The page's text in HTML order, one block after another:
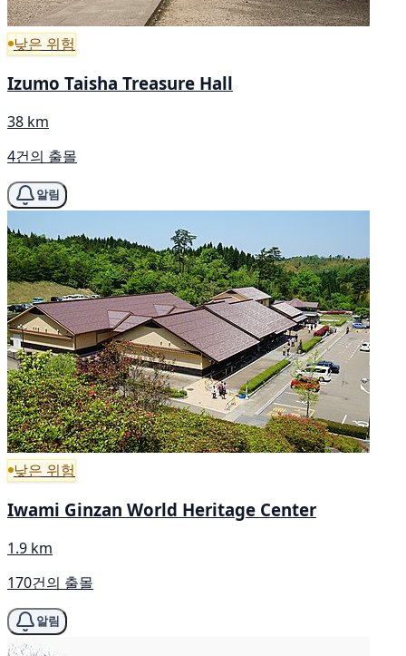
낮은 위험
Izumo Taisha Treasure Hall
38 km
4건의 출몰
알림
낮은 위험
Iwami Ginzan World Heritage Center
1.9 km
170건의 출몰
알림